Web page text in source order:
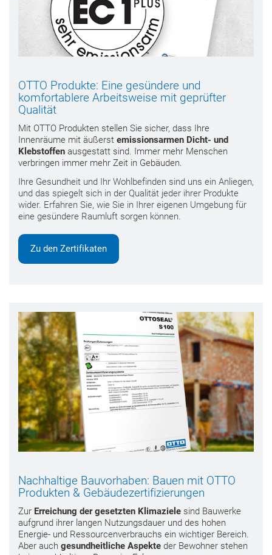
OTTO Produkte: Eine gesündere und
komfortablere Arbeitsweise mit geprüfter
Qualität
Mit OTTO Produkten stellen Sie sicher, dass Ihre
Innenräume mit äußerst emissionsarmen Dicht- und
Klebstoffen ausgestatt sind. Immer mehr Menschen
verbringen immer mehr Zeit in Gebäuden.
Ihre Gesundheit und Ihr Wohlbefinden sind uns ein Anliegen,
und das spiegelt sich in der Qualität jeder ihrer Produkte
wider. Erfahren Sie, wie Sie in Ihrer eigenen Umgebung für
eine gesündere Raumluft sorgen können.
Zu den Zertifikaten
Nachhaltige Bauvorhaben: Bauen mit OTTO
Produkten & Gebäudezertifizierungen
Zur Erreichung der gesetzten Klimaziele sind Bauwerke
aufgrund ihrer langen Nutzungsdauer und des hohen
Energie- und Ressourcenverbrauchs ein wichtiger Bereich.
Aber auch gesundheitliche Aspekte der Bewohner stehen